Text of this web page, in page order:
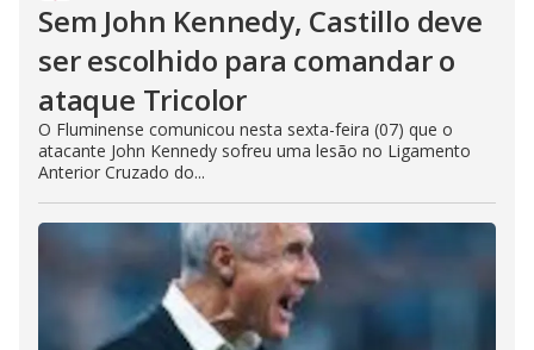
Sem John Kennedy, Castillo deve
ser escolhido para comandar o
ataque Tricolor
O Fluminense comunicou nesta sexta-feira (07) que o
atacante John Kennedy sofreu uma lesão no Ligamento
Anterior Cruzado do...